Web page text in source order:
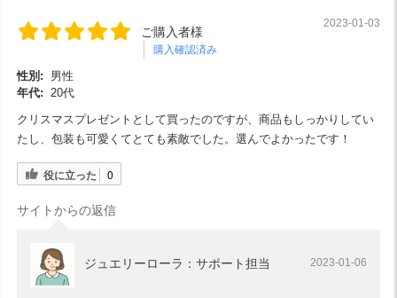
ご購入者様
購入確認済み
2023-01-03
性別:
男性
年代: 20代
クリスマスプレゼントとして買ったのですが、商品もしっかりしてい
たし、包装も可愛くてとても素敵でした。選んでよかったです！
役に立った 0
サイトからの返信
ジュエリーローラ：サポート担当 2023-01-06